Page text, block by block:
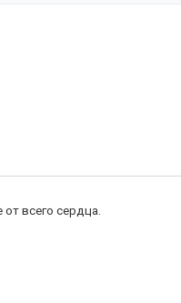
всего сердца.